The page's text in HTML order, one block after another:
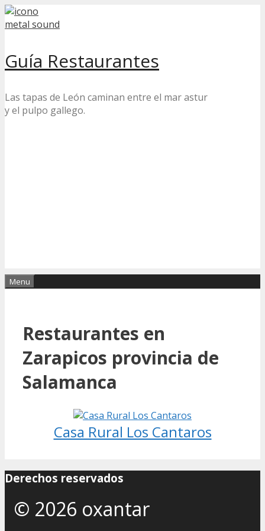
Skip
to
Guía Restaurantes
Las tapas de León caminan entre el mar astur
y el pulpo gallego.
Menu
Restaurantes en
Zarapicos provincia de
Salamanca
Casa Rural Los Cantaros
Derechos reservados
© 2026 oxantar